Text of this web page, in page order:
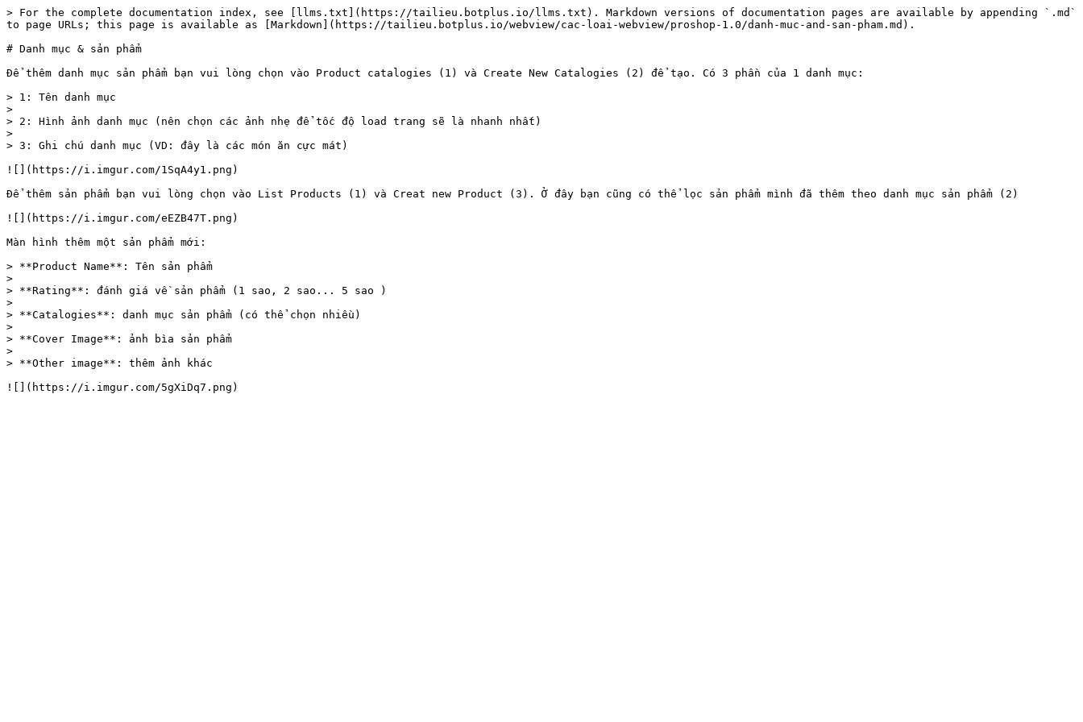
> For the complete documentation index, see [llms.txt](https://tailieu.botplus.io/llms.txt). Markdown versions of documentation pages are available by appending `.md`
to page URLs; this page is available as [Markdown](https://tailieu.botplus.io/webview/cac-loai-webview/proshop-1.0/danh-muc-and-san-pham.md).
# Danh mục & sản phẩm
Để thêm danh mục sản phẩm bạn vui lòng chọn vào Product catalogies (1) và Create New Catalogies (2) để tạo. Có 3 phần của 1 danh mục:
> 1: Tên danh mục
>
> 2: Hình ảnh danh mục (nên chọn các ảnh nhẹ để tốc độ load trang sẽ là nhanh nhất)
>
> 3: Ghi chú danh mục (VD: đây là các món ăn cực mát)
![](https://i.imgur.com/1SqA4y1.png)
Để thêm sản phẩm bạn vui lòng chọn vào List Products (1) và Creat new Product (3). Ở đây bạn cũng có thể lọc sản phẩm mình đã thêm theo danh mục sản phẩm (2)
![](https://i.imgur.com/eEZB47T.png)
Màn hình thêm một sản phẩm mới:
> **Product Name**: Tên sản phẩm
>
> **Rating**: đánh giá về sản phẩm (1 sao, 2 sao... 5 sao )
>
> **Catalogies**: danh mục sản phẩm (có thể chọn nhiều)
>
> **Cover Image**: ảnh bìa sản phẩm
>
> **Other image**: thêm ảnh khác